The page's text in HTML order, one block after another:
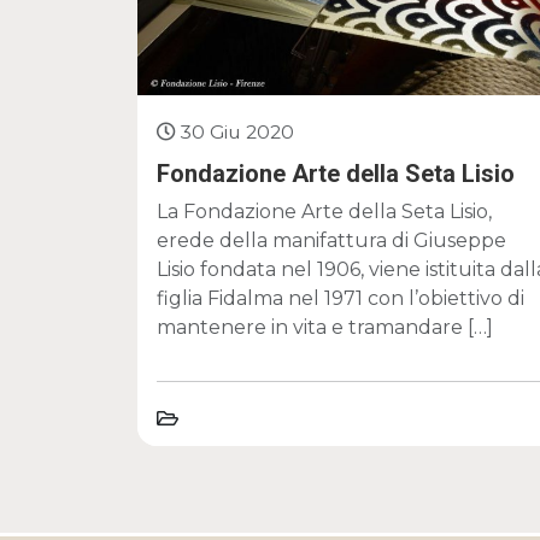
30 Giu 2020
Fondazione Arte della Seta Lisio
La Fondazione Arte della Seta Lisio,
erede della manifattura di Giuseppe
Lisio fondata nel 1906, viene istituita
figlia Fidalma nel 1971 con l’obiettivo di
mantenere in vita e tramandare […]